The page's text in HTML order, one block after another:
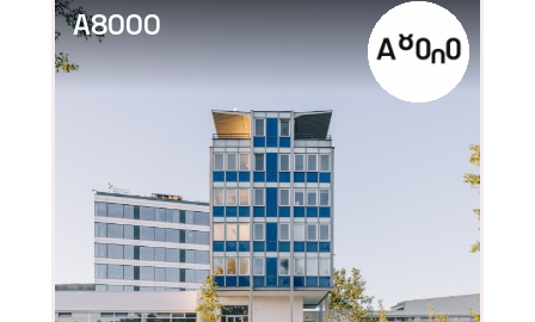
Kde v olympijském Livignu po sportu
zrelaxovat? Ve wellness s českou
A8000